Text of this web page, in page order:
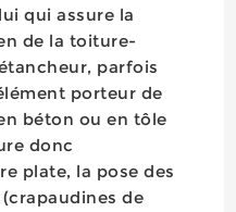
qui assure la
de la toiture-
parfois
porteur de
béton ou en tôle
donc
plate, la pose des
de